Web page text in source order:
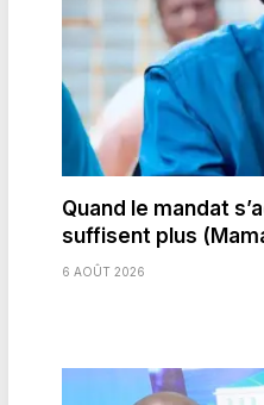
Quand le mandat
suffisent plus
6 AOÛT 2026